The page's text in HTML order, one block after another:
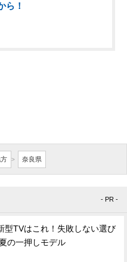
ら！
> 奈良県
- PR -
型TVはこれ！失敗しない選び
の一押しモデル